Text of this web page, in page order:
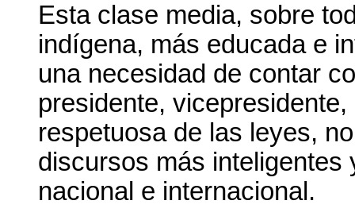
Esta clase media, sobre
indígena, más educada e
una necesidad de contar
presidente,
respetuosa de las leyes,
discursos más inteligentes
nacional e internacional.